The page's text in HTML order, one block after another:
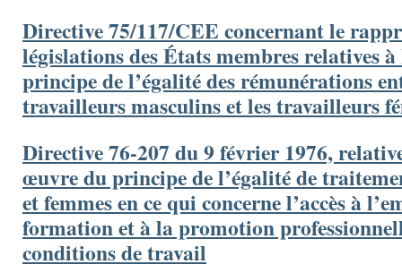
Directive 75/117/CEE concernant le
législations des États membres relatives
principe de l’égalité des rémunérations
travailleurs masculins et les travailleurs
Directive 76-207 du 9 février 1976,
œuvre du principe de l’égalité de
et femmes en ce qui concerne l’accès à
formation et à la promotion
conditions de travail